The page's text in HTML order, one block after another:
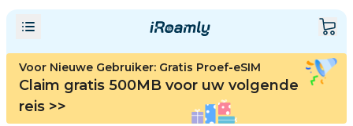
Voor Nieuwe Gebruiker: Gratis Proef-eSIM
Claim gratis 500MB voor uw volgende
reis >>